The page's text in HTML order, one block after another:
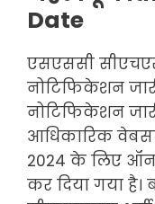
Date
एसएससी
नोटिफिकेशन
नोटिफिकेशन
आधिकारिक
2024 के लिए
कर दिया गया